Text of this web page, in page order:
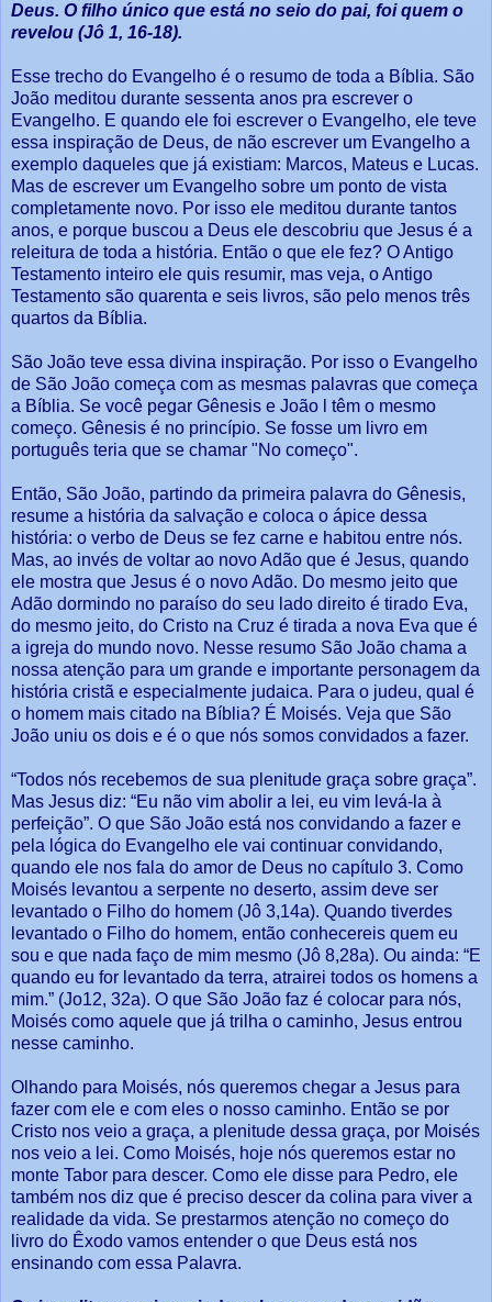
Deus. O filho único que está no seio do pai, foi quem o
revelou (Jô 1, 16-18).
Esse trecho do Evangelho é o resumo de toda a Bíblia. São
João meditou durante sessenta anos pra escrever o
Evangelho. E quando ele foi escrever o Evangelho, ele teve
essa inspiração de Deus, de não escrever um Evangelho a
exemplo daqueles que já existiam: Marcos, Mateus e Lucas.
Mas de escrever um Evangelho sobre um ponto de vista
completamente novo. Por isso ele meditou durante tantos
anos, e porque buscou a Deus ele descobriu que Jesus é a
releitura de toda a história. Então o que ele fez? O Antigo
Testamento inteiro ele quis resumir, mas veja, o Antigo
Testamento são quarenta e seis livros, são pelo menos três
quartos da Bíblia.
São João teve essa divina inspiração. Por isso o Evangelho
de São João começa com as mesmas palavras que começa
a Bíblia. Se você pegar Gênesis e João l têm o mesmo
começo. Gênesis é no princípio. Se fosse um livro em
português teria que se chamar "No começo".
Então, São João, partindo da primeira palavra do Gênesis,
resume a história da salvação e coloca o ápice dessa
história: o verbo de Deus se fez carne e habitou entre nós.
Mas, ao invés de voltar ao novo Adão que é Jesus, quando
ele mostra que Jesus é o novo Adão. Do mesmo jeito que
Adão dormindo no paraíso do seu lado direito é tirado Eva,
do mesmo jeito, do Cristo na Cruz é tirada a nova Eva que é
a igreja do mundo novo. Nesse resumo São João chama a
nossa atenção para um grande e importante personagem da
história cristã e especialmente judaica. Para o judeu, qual é
o homem mais citado na Bíblia? É Moisés. Veja que São
João uniu os dois e é o que nós somos convidados a fazer.
“Todos nós recebemos de sua plenitude graça sobre graça”.
Mas Jesus diz: “Eu não vim abolir a lei, eu vim levá-la à
perfeição”. O que São João está nos convidando a fazer e
pela lógica do Evangelho ele vai continuar convidando,
quando ele nos fala do amor de Deus no capítulo 3. Como
Moisés levantou a serpente no deserto, assim deve ser
levantado o Filho do homem (Jô 3,14a). Quando tiverdes
levantado o Filho do homem, então conhecereis quem eu
sou e que nada faço de mim mesmo (Jô 8,28a). Ou ainda: “E
quando eu for levantado da terra, atrairei todos os homens a
mim.” (Jo12, 32a). O que São João faz é colocar para nós,
Moisés como aquele que já trilha o caminho, Jesus entrou
nesse caminho.
Olhando para Moisés, nós queremos chegar a Jesus para
fazer com ele e com eles o nosso caminho. Então se por
Cristo nos veio a graça, a plenitude dessa graça, por Moisés
nos veio a lei. Como Moisés, hoje nós queremos estar no
monte Tabor para descer. Como ele disse para Pedro, ele
também nos diz que é preciso descer da colina para viver a
realidade da vida. Se prestarmos atenção no começo do
livro do Êxodo vamos entender o que Deus está nos
ensinando com essa Palavra.